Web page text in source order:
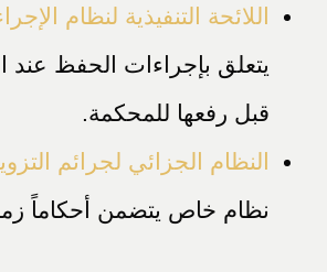
اللائحة التنفيذية لنظام
يتعلق بإجراءات الحفظ عند
قبل رفعها للمحكمة.
النظام الجزائي لجرائم
نظام خاص يتضمن أحكاماً